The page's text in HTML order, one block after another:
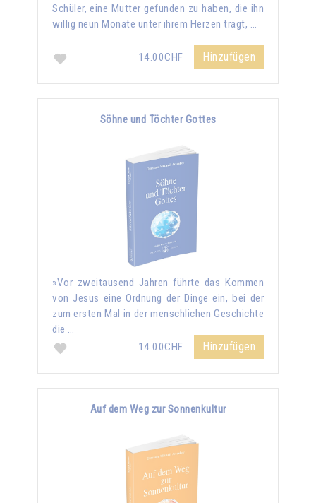
Schüler, eine Mutter gefunden zu haben, die ihn
willig neun Monate unter ihrem Herzen trägt, …
14.00CHF Hinzufügen
Söhne und Töchter Gottes
»Vor zweitausend Jahren führte das Kommen
von Jesus eine Ordnung der Dinge ein, bei der
zum ersten Mal in der menschlichen Geschichte
die …
14.00CHF
Hinzufügen
Auf dem Weg zur Sonnenkultur